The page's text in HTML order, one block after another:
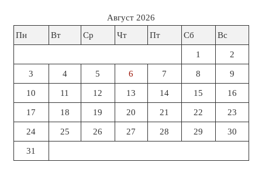
Август 2026
Пн
Вт Ср Чт Пт Сб Вс
1 2
3 4 5 6 7 8 9
10 11 12 13 14 15 16
17 18 19 20 21 22 23
24 25 26 27 28 29 30
31